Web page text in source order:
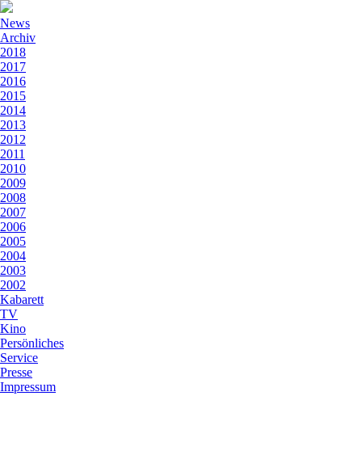
News
Archiv
2018
2017
2016
2015
2014
2013
2012
2011
2010
2009
2008
2007
2006
2005
2004
2003
2002
Kabarett
TV
Kino
Persönliches
Service
Presse
Impressum